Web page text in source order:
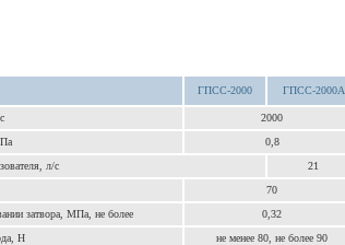
ГПСС-2000 ГПСС-2000А
2000
0,8
л/с
21
70
затвора, МПа, не более
0,32
H
не менее 80, не более 90